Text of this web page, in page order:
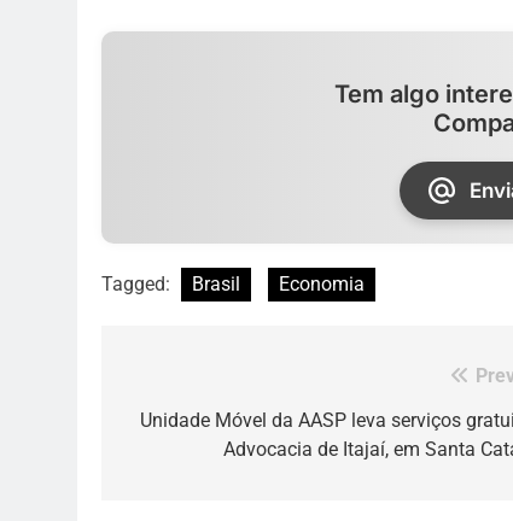
Tem algo
Tagged: Brasil Economia
de
Unidade Móvel da AASP leva serviços
Advocacia de Itajaí, em Santa